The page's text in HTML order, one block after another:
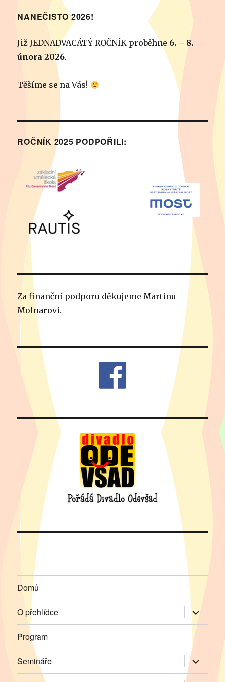
NANEČISTO 2026!
Již JEDNADVACÁTÝ ROČNÍK proběhne 6. – 8.
února 2026.
Těšíme se na Vás!
ROČNÍK 2025 PODPOŘILI:
Za finanční podporu děkujeme Martinu
Molnarovi.
Domů
O přehlídce Zobrazit
položky
Program
Semináře Zobrazit
položky